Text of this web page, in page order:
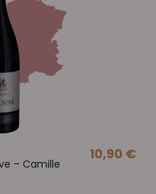
– Camille
10,90 €